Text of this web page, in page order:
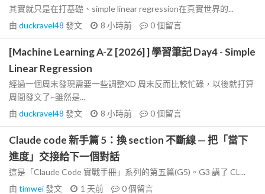
其實就只是在打基礎、simple linear regression在真實世界的...
由 duckravel48 發文 8 小時前 0個留言
[Machine Learning A-Z [2026] ] 學習筆記 Day4 - Simple
Linear Regression
經過一個周末發現需要一些調整XD 周末反而比較忙碌，以後就打算
周間發文了~雖然是...
由 duckravel48 發文 8 小時前 0個留言
Claude code 新手篇 5：換 section 不斷線 — 把「當下
進度」交接給下一個對話
這是「Claude Code 實戰手冊」系列的第五篇(G5)。G3 講了 CL...
由 timwei發文 1 天前 0個留言